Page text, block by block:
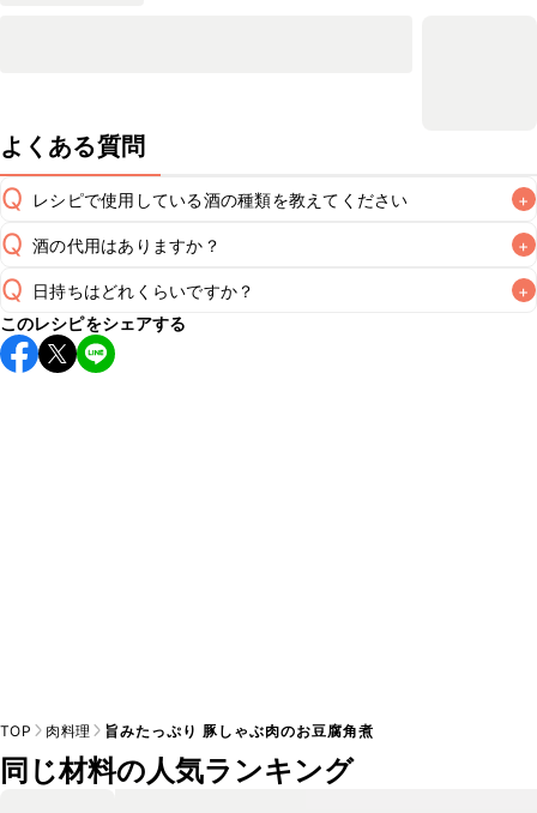
よくある質問
Q レシピで使用している酒の種類を教えてください +
A
Q 酒の代用はありますか？ +
A
Q 日持ちはどれくらいですか？ +
保存期間は冷蔵で翌日中が目安です。なるべくお早めにお召
し上がりください。
このレシピをシェアする
TOP 肉料理 旨みたっぷり 豚しゃぶ肉のお豆腐角煮
同じ材料の人気ランキング